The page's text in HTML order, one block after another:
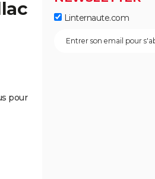
pour
Linternaute.com